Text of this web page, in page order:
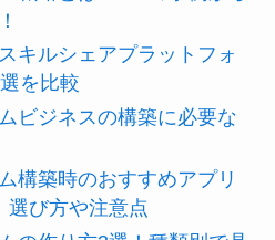
キルシェアプラットフォ
を比較
ビジネスの構築に必要な
構築時のおすすめアプリ
選び方や注意点